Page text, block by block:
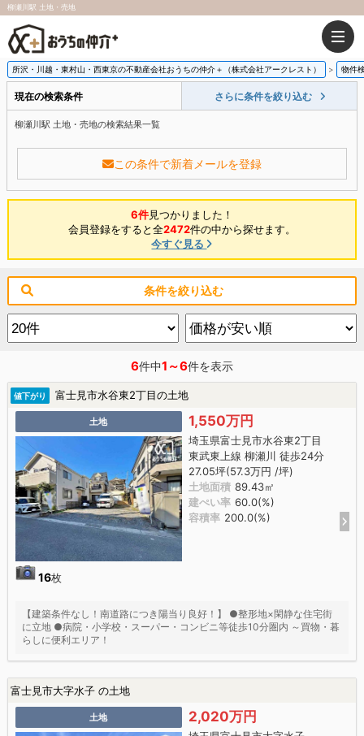
柳瀬川駅 土地・売地
所沢・川越・東村山・西東京の不動産会社おうちの仲介＋（株式会社アークレスト） 物件
現在の検索条件 さらに条件を絞り込む
柳瀬川駅 土地・売地の検索結果一覧
この条件で新着メールを登録
6件見つかりました！
会員登録をすると全2472件の中から探せます。
今すぐ見る
条件を絞り込む
6件中1～6件を表示
値下がり 富士見市水谷東2丁目の土地
土地
16枚
1,550万円
埼玉県富士見市水谷東2丁目
東武東上線 柳瀬川 徒歩24分
27.05坪(57.3万円 /坪)
土地面積 89.43㎡
建ぺい率 60.0(%)
容積率 200.0(%)
【建築条件なし！南道路につき陽当り良好！】 ●整形地×閑静な住宅街
に立地 ●病院・小学校・スーパー・コンビニ等徒歩10分圏内 ～買物・暮
らしに便利エリア！
富士見市大字水子 の土地
土地 2,020万円